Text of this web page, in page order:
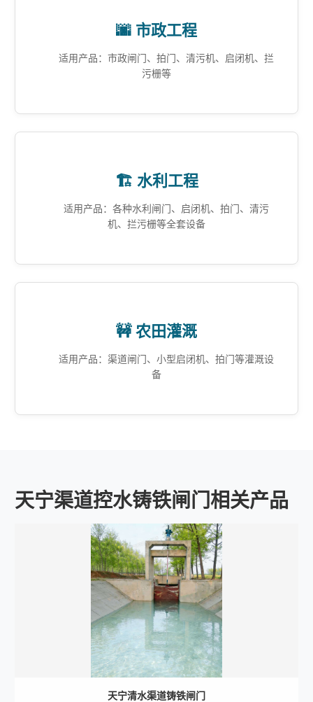
🌆 市政工程
适用产品：市政闸门、拍门、清污机、启闭机、拦
污栅等
🏗️ 水利工程
适用产品：各种水利闸门、启闭机、拍门、清污
机、拦污栅等全套设备
🚧 农田灌溉
适用产品：渠道闸门、小型启闭机、拍门等灌溉设
备
天宁渠道控水铸铁闸门相关产品
天宁清水渠道铸铁闸门